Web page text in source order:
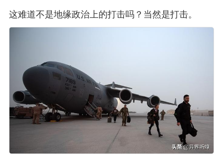
这难道不是地缘政治上的打击吗？当然是打击。